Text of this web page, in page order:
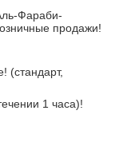
Фараби-
продажи!
(стандарт,
1 часа)!